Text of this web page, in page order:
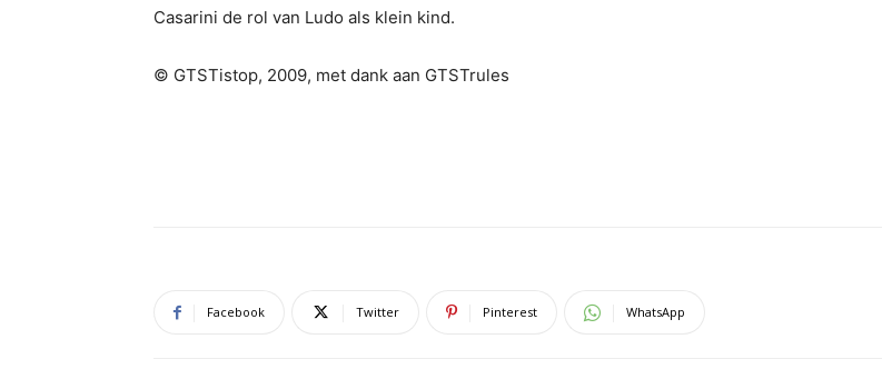
Casarini de rol van Ludo als klein kind.
© GTSTistop, 2009, met dank aan GTSTrules
Facebook Twitter Pinterest WhatsApp